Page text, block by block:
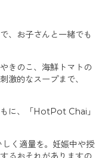
、お子さんと一緒でも
きのこ、海鮮トマトの
激的なスープまで、
に、「HotPot Chai」
く適量を。妊娠中や授